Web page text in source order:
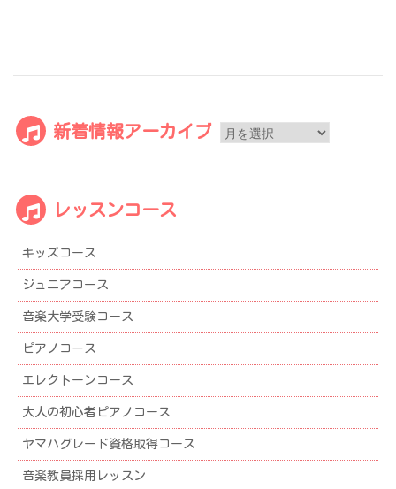
新着情報アーカイブ
新
ブ
レッスンコース
キッズコース
ジュニアコース
音楽大学受験コース
ピアノコース
エレクトーンコース
大人の初心者ピアノコース
ヤマハグレード資格取得コース
音楽教員採用レッスン